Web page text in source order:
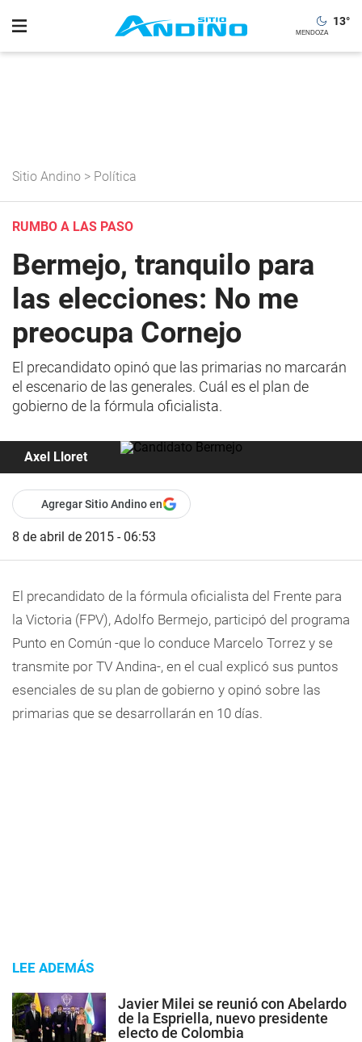
13°
Sitio Andino > Política
RUMBO A LAS PASO
Bermejo, tranquilo para
las elecciones: No me
preocupa Cornejo
El precandidato opinó que las primarias no marcarán
el escenario de las generales. Cuál es el plan de
gobierno de la fórmula oficialista.
Axel Lloret
Agregar Sitio Andino en
8 de abril de 2015 - 06:53
El precandidato de la fórmula oficialista del Frente para
la Victoria (FPV), Adolfo Bermejo, participó del programa
Punto en Común -que lo conduce Marcelo Torrez y se
transmite por TV Andina-, en el cual explicó sus puntos
esenciales de su plan de gobierno y opinó sobre las
primarias que se desarrollarán en 10 días.
LEE ADEMÁS
Javier Milei se reunió con Abelardo
de la Espriella, nuevo presidente
electo de Colombia